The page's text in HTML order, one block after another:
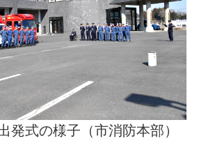
発式の様子（市消防本部）